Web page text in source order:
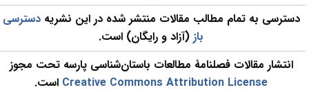
دسترسی به تمام مطالب مقالات منتشر شده در این نشریهدسترسی
باز(آزاد و رایگان) است.
انتشار مقالات فصلنامۀ مطالعات باستان‌شناسی پارسه تحت مجوز
Creative Commons Attribution Licenseاست.